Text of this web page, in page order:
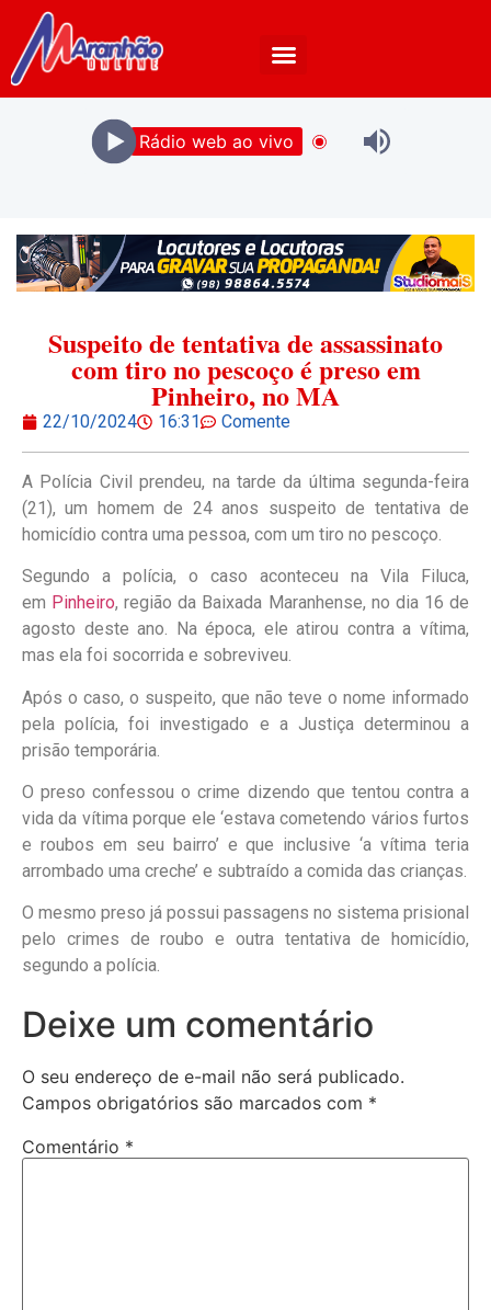
Rádio web ao vivo
Suspeito de tentativa de assassinato
com tiro no pescoço é preso em
Pinheiro, no MA
22/10/2024 16:31 Comente
A Polícia Civil prendeu, na tarde da última segunda-feira
(21), um homem de 24 anos suspeito de tentativa de
homicídio contra uma pessoa, com um tiro no pescoço.
Segundo a polícia, o caso aconteceu na Vila Filuca,
em Pinheiro, região da Baixada Maranhense, no dia 16 de
agosto deste ano. Na época, ele atirou contra a vítima,
mas ela foi socorrida e sobreviveu.
Após o caso, o suspeito, que não teve o nome informado
pela polícia, foi investigado e a Justiça determinou a
prisão temporária.
O preso confessou o crime dizendo que tentou contra a
vida da vítima porque ele ‘estava cometendo vários furtos
e roubos em seu bairro’ e que inclusive ‘a vítima teria
arrombado uma creche’ e subtraído a comida das crianças.
O mesmo preso já possui passagens no sistema prisional
pelo crimes de roubo e outra tentativa de homicídio,
segundo a polícia.
Deixe um comentário
O seu endereço de e-mail não será publicado.
Campos obrigatórios são marcados com *
Comentário *